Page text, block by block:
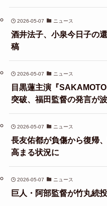
2026-05-07 ニュース
酒井法子、小泉今日子の
稿
2026-05-07 ニュース
目黒蓮主演『
突破、福田監督の発言が
2026-05-07 ニュース
長友佑都が負傷から復帰
高まる状況に
2026-05-07 ニュース
巨人・阿部監督が竹丸続